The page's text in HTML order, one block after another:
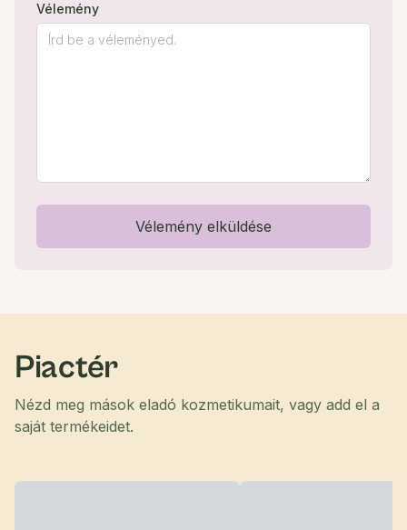
Vélemény
Vélemény elküldése
Piactér
Nézd meg mások eladó kozmetikumait, vagy add el a
saját termékeidet.